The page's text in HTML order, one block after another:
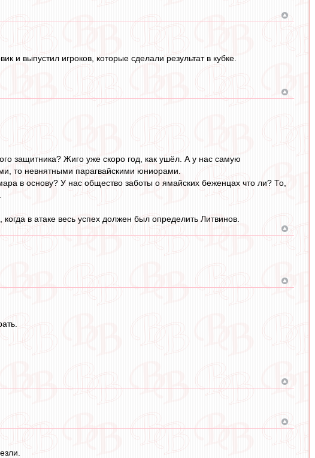
и выпустил игроков, которые сделали результат в кубке.
защитника? Жиго уже скоро год, как ушёл. А у нас самую
то невнятными парагвайскими юниорами.
в основу? У нас общество заботы о ямайских беженцах что ли? То,
в атаке весь успех должен был определить Литвинов.